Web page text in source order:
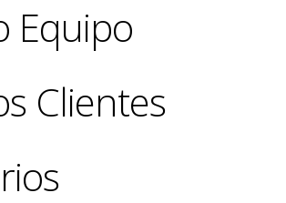
Equipo
Clientes